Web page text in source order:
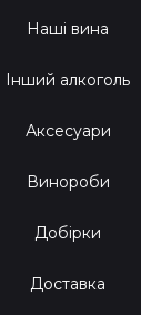
Наші вина
Інший алкоголь
Аксесуари
Винороби
Добірки
Доставка